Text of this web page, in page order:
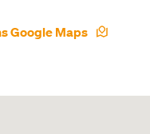
Google Maps